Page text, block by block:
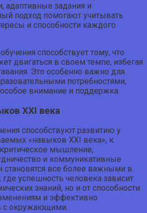
адаптивные задания и
подход помогают учитывать
и способности каждого
способствует тому, что
двигаться в своем темпе, избегая
Это особенно важно для
потребностями,
внимание и поддержка.
XXI века
способствуют развитию у
«навыков XXI века», к
мышление,
и коммуникативные
все более важными в
успешность человека зависит
знаний, но и от способности
и эффективно
с окружающими.